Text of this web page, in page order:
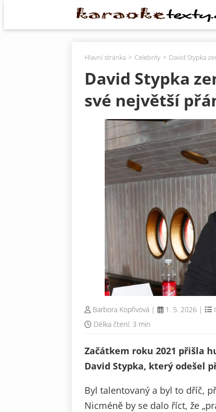
Hlavní stránka Celebrity David Stypka
David Stypka
své největší
Barbora Kopřivová | 1. 5. 2026 |
Délka čtení: 3 min
Začátkem roku 2021 přišla
David Stypka, který odešel
Byl talentovaný a byl to dříč,
Nicméně by se dalo říct, že